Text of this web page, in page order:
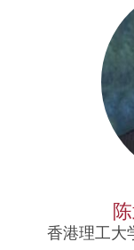
香港理工大